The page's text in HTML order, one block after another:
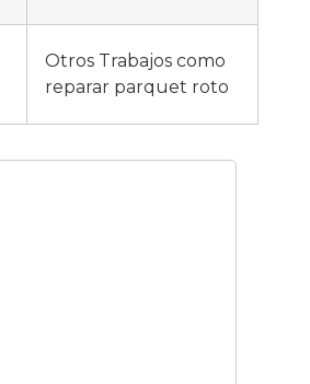
Otros Trabajos como
reparar parquet roto